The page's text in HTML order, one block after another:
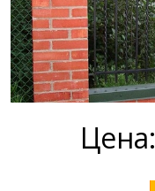
Цена: